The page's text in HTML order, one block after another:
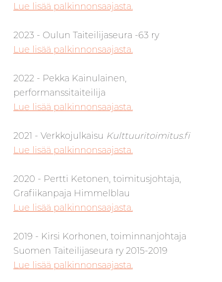
Lue lisää palkinnonsaajasta.
2023 - Oulun Taiteilijaseura -63 ry
Lue lisää palkinnonsaajasta.
2022 - Pekka Kainulainen,
performanssitaiteilija
Lue lisää palkinnonsaajasta.
2021 - Verkkojulkaisu Kulttuuritoimitus.fi
Lue lisää palkinnonsaajasta.
2020 - Pertti Ketonen, toimitusjohtaja,
Grafiikanpaja Himmelblau
Lue lisää palkinnonsaajasta.
2019 - Kirsi Korhonen, toiminnanjohtaja
Suomen Taiteilijaseura ry 2015-2019
Lue lisää palkinnonsaajasta.